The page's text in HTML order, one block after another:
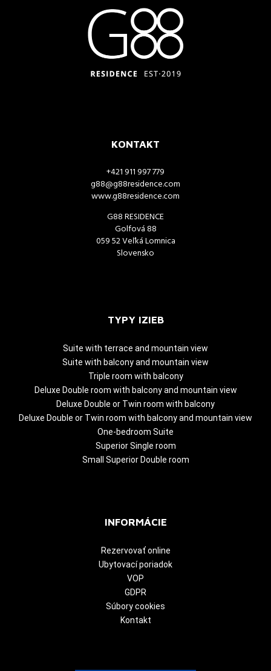
KONTAKT
+421 911 997 779
g88@g88residence.com
www.g88residence.com
G88 RESIDENCE
Golfová 88
059 52 Veľká Lomnica
Slovensko
TYPY IZIEB
Suite with terrace and mountain view
Suite with balcony and mountain view
Triple room with balcony
Deluxe Double room with balcony and mountain view
Deluxe Double or Twin room with balcony
Deluxe Double or Twin room with balcony and mountain view
One-bedroom Suite
Superior Single room
Small Superior Double room
INFORMÁCIE
Rezervovať online
Ubytovací poriadok
VOP
GDPR
Súbory cookies
Kontakt